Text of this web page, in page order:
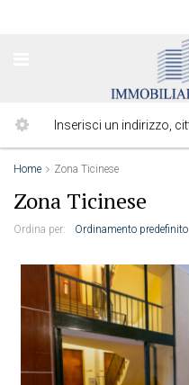
Home Zona Ticinese
Zona Ticinese
Ordina per: Ordinamento predefinito